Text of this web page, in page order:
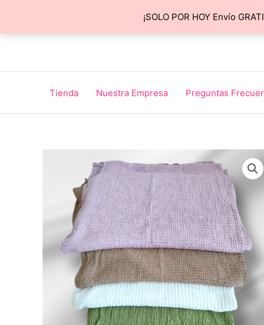
¡SOLO POR HOY Envío
Tienda Nuestra Empresa Preguntas